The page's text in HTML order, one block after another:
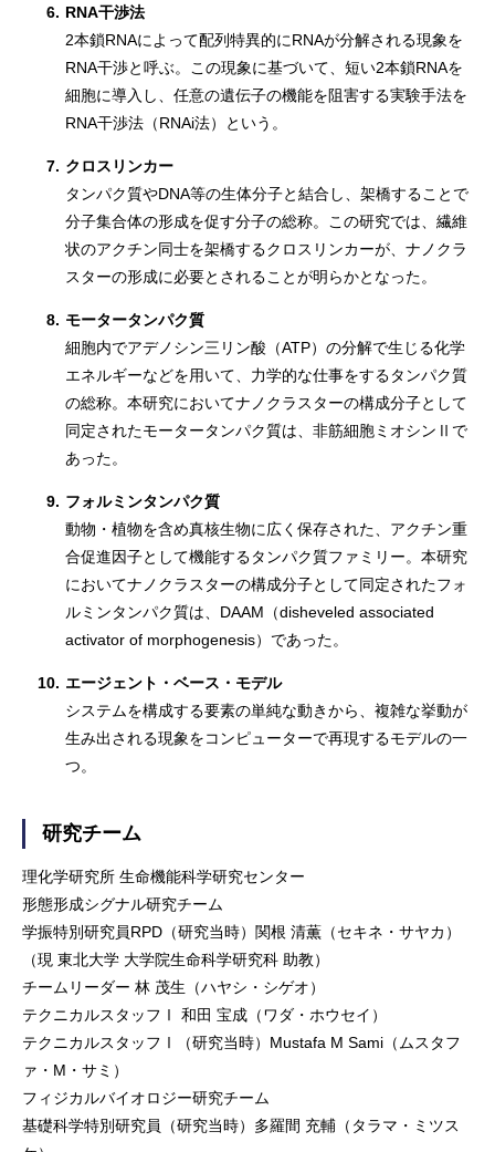
6. RNA干渉法
2本鎖RNAによって配列特異的にRNAが分解される現象を
RNA干渉と呼ぶ。この現象に基づいて、短い2本鎖RNAを
細胞に導入し、任意の遺伝子の機能を阻害する実験手法を
RNA干渉法（RNAi法）という。
7. クロスリンカー
タンパク質やDNA等の生体分子と結合し、架橋することで
分子集合体の形成を促す分子の総称。この研究では、繊維
状のアクチン同士を架橋するクロスリンカーが、ナノクラ
スターの形成に必要とされることが明らかとなった。
8. モータータンパク質
細胞内でアデノシン三リン酸（ATP）の分解で生じる化学
エネルギーなどを用いて、力学的な仕事をするタンパク質
の総称。本研究においてナノクラスターの構成分子として
同定されたモータータンパク質は、非筋細胞ミオシンⅡで
あった。
9. フォルミンタンパク質
動物・植物を含め真核生物に広く保存された、アクチン重
合促進因子として機能するタンパク質ファミリー。本研究
においてナノクラスターの構成分子として同定されたフォ
ルミンタンパク質は、DAAM（disheveled associated
activator of morphogenesis）であった。
10. エージェント・ベース・モデル
システムを構成する要素の単純な動きから、複雑な挙動が
生み出される現象をコンピューターで再現するモデルの一
つ。
研究チーム
理化学研究所 生命機能科学研究センター
形態形成シグナル研究チーム
学振特別研究員RPD（研究当時）関根 清薫（セキネ・サヤカ）
（現 東北大学 大学院生命科学研究科 助教）
チームリーダー 林 茂生（ハヤシ・シゲオ）
テクニカルスタッフⅠ 和田 宝成（ワダ・ホウセイ）
テクニカルスタッフⅠ（研究当時）Mustafa M Sami（ムスタフ
ァ・M・サミ）
フィジカルバイオロジー研究チーム
基礎科学特別研究員（研究当時）多羅間 充輔（タラマ・ミツス